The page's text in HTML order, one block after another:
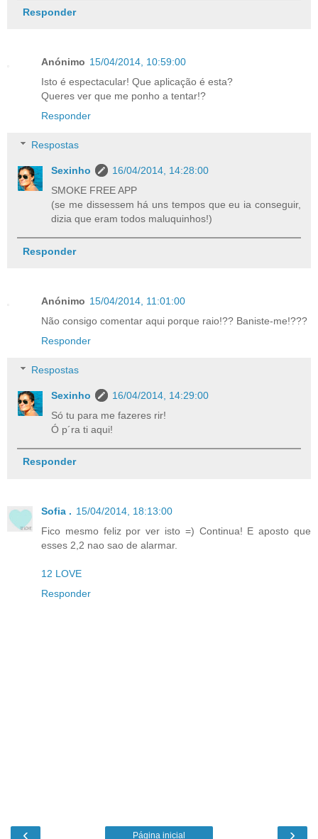
Responder
Anónimo 15/04/2014, 10:59:00
Isto é espectacular! Que aplicação é esta?
Queres ver que me ponho a tentar!?
Responder
Respostas
Sexinho
16/04/2014, 14:28:00
SMOKE FREE APP
(se me dissessem há uns tempos que eu ia conseguir,
dizia que eram todos maluquinhos!)
Responder
Anónimo 15/04/2014, 11:01:00
Não consigo comentar aqui porque raio!?? Baniste-me!???
Responder
Respostas
Sexinho
16/04/2014, 14:29:00
Só tu para me fazeres rir!
Ó p´ra ti aqui!
Responder
Sofia . 15/04/2014, 18:13:00
Fico mesmo feliz por ver isto =) Continua! E aposto que
esses 2,2 nao sao de alarmar.
12 LOVE
Responder
‹ ›
Página inicial